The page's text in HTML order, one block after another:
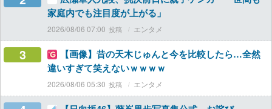
家庭内でも注目度が上がる」
2026/08/06 07:00 エンタメ
3
【画像】昔の天木じゅんと今を比較したら…全然
違いすぎて笑えないｗｗｗｗ
2026/08/06 05:30 エンタメ